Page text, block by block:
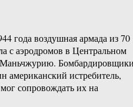
года воздушная армада из 70
с аэродромов в Центральном
Маньчжурию.
американский истребитель,
сопровождать их на